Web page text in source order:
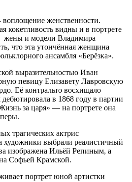
женственности.
кокетливость видны и в портрете
и модели Владимира
что эта утончённая женщина
ансамбля «Берёзка».
выразительностью Иван
певицу Елизавету Лавровскую
Её контральто восхищало
в 1868 году в партии
за царя» — на портрете она
трагических актрис
художники выбрали реалистичный
изображена Ильёй Репиным, а
Софьей Крамской.
портрет юной артистки